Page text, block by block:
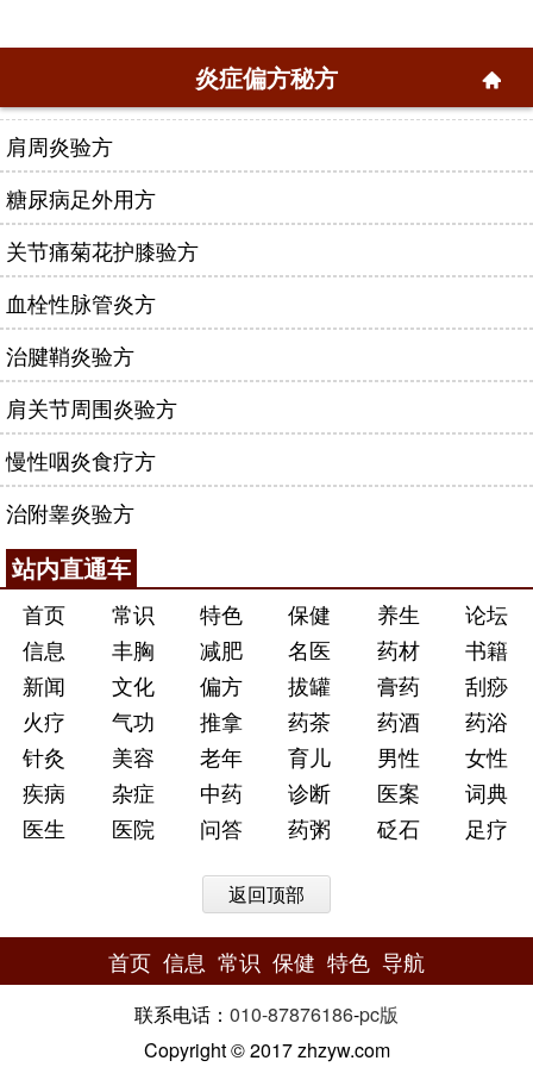
炎症偏方秘方
肩周炎验方
糖尿病足外用方
关节痛菊花护膝验方
血栓性脉管炎方
治腱鞘炎验方
肩关节周围炎验方
慢性咽炎食疗方
治附睾炎验方
站内直通车
首页 常识 特色 保健 养生
论坛
信息
丰胸 减肥 名医 药材
书籍
新闻
文化 偏方 拔罐 膏药
刮痧
火疗
气功 推拿 药茶 药酒
药浴
针灸
美容 老年 育儿 男性
女性
疾病
杂症 中药 诊断 医案
词典
医生
医院 问答 药粥 砭石 足疗
返回顶部
首页 信息 常识 保健 特色 导航
联系电话： 010-87876186-pc版
Copyright © 2017 zhzyw.com